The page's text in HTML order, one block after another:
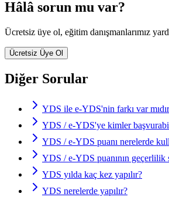
Hâlâ sorun mu var?
Ücretsiz üye ol, eğitim danışmanlarımız
Ücretsiz Üye Ol
Diğer Sorular
YDS ile e-YDS'nin farkı var
YDS / e-YDS'ye kimler
YDS / e-YDS puanı nerelerde
YDS / e-YDS puanının geçerlilik
YDS yılda kaç kez yapılır?
YDS nerelerde yapılır?